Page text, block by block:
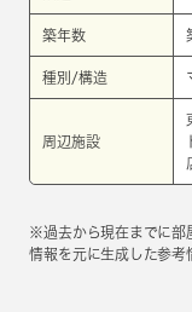
築年数
種別/構造
周辺施設
※過去から現在までに部
情報を元に生成した参考